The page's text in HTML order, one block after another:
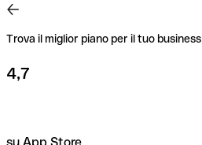
Trova il miglior piano per il tuo business
4,7